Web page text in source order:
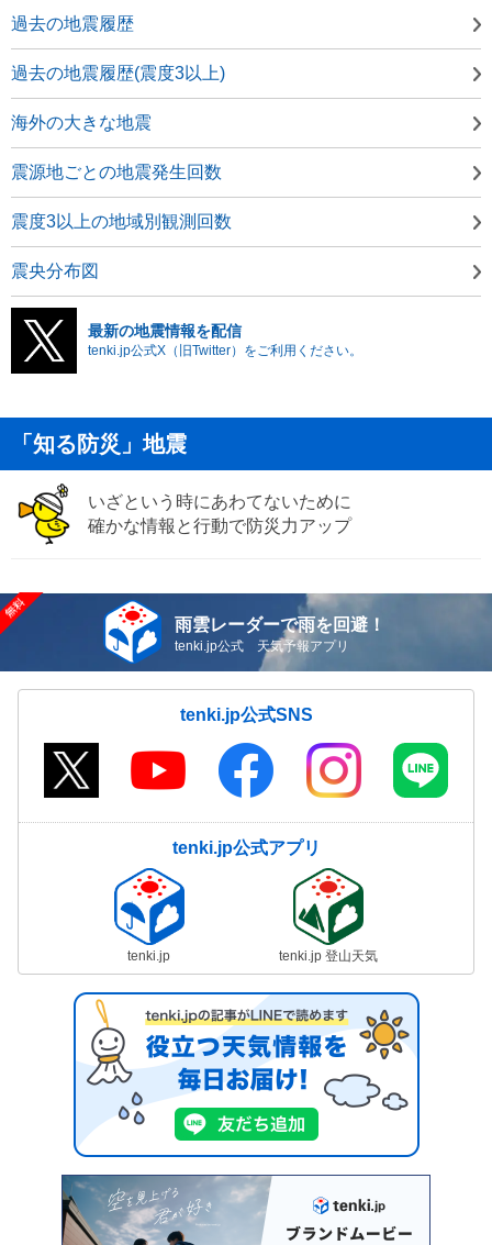
過去の地震履歴
過去の地震履歴(震度3以上)
海外の大きな地震
震源地ごとの地震発生回数
震度3以上の地域別観測回数
震央分布図
最新の地震情報を配信
tenki.jp公式X（旧Twitter）をご利用ください。
「知る防災」地震
いざという時にあわてないために
確かな情報と行動で防災力アップ
雨雲レーダーで雨を回避！
tenki.jp公式 天気予報アプリ
tenki.jp公式SNS
tenki.jp公式アプリ
tenki.jp tenki.jp 登山天気